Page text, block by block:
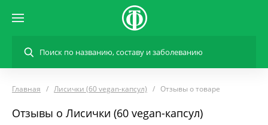
Главная Лисички (60 vegan-капсул) Отзывы о товаре
Отзывы о Лисички (60 vegan-капсул)